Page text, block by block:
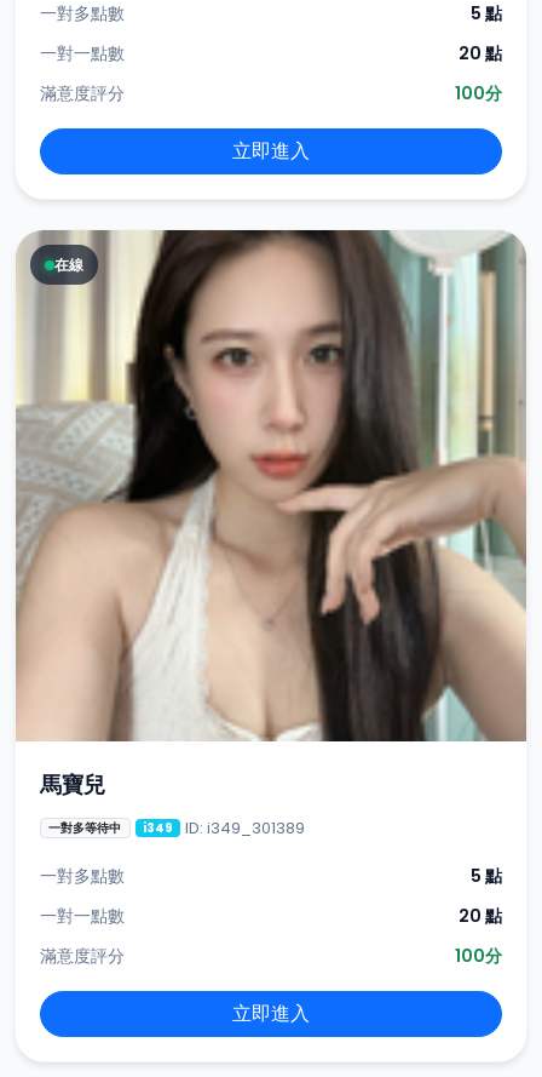
一對多點數
5 點
一對一點數
20 點
滿意度評分
100分
立即進入
在線
馬寶兒
一對多等待中 i349 ID: i349_301389
一對多點數
5 點
一對一點數
20 點
滿意度評分
100分
立即進入